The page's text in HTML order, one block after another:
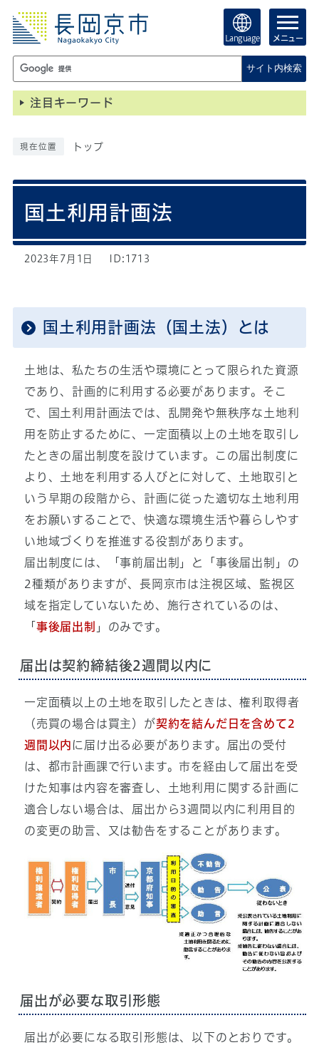
Language メニュー
サイト内検索
注目キーワード
現在位置 トップ
国土利用計画法
2023年7月1日 ID:1713
国土利用計画法（国土法）とは
土地は、私たちの生活や環境にとって限られた資源
であり、計画的に利用する必要があります。そこ
で、国土利用計画法では、乱開発や無秩序な土地利
用を防止するために、一定面積以上の土地を取引し
たときの届出制度を設けています。この届出制度に
より、土地を利用する人びとに対して、土地取引と
いう早期の段階から、計画に従った適切な土地利用
をお願いすることで、快適な環境生活や暮らしやす
い地域づくりを推進する役割があります。
届出制度には、「事前届出制」と「事後届出制」の
2種類がありますが、長岡京市は注視区域、監視区
域を指定していないため、施行されているのは、
「 事後届出制 」のみです。
届出は契約締結後2週間以内に
一定面積以上の土地を取引したときは、権利取得者
（売買の場合は買主）が契約を結んだ日を含めて2
週間以内に届け出る必要があります。届出の受付
は、都市計画課で行います。市を経由して届出を受
けた知事は内容を審査し、土地利用に関する計画に
適合しない場合は、届出から3週間以内に利用目的
の変更の助言、又は勧告をすることがあります。
届出が必要な取引形態
届出が必要になる取引形態は、以下のとおりです。